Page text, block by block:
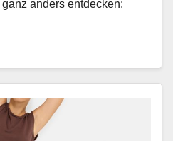
anders ent­deck­en: